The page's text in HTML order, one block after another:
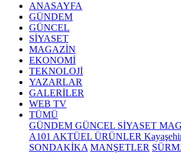
ANASAYFA
GÜNDEM
GÜNCEL
SİYASET
MAGAZİN
EKONOMİ
TEKNOLOJİ
YAZARLAR
GALERİLER
WEB TV
TÜMÜ
GÜNDEM GÜNCEL SİYASET
A101 AKTÜEL ÜRÜNLER
SONDAKİKA MANŞETLER